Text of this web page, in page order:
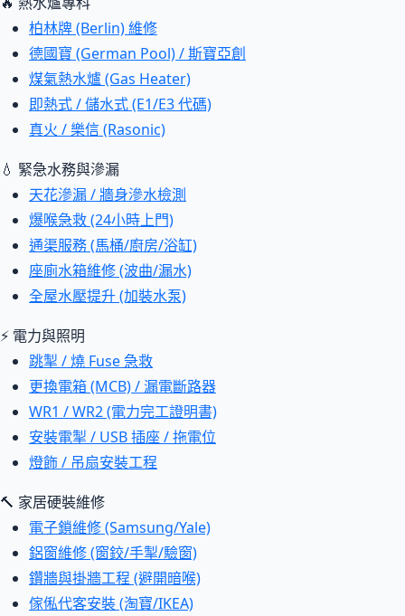
柏林牌 (Berlin) 維修
德國寶 (German Pool) / 斯寶亞創
煤氣熱水爐 (Gas Heater)
即熱式 / 儲水式 (E1/E3 代碼)
真火 / 樂信 (Rasonic)
💧 緊急水務與滲漏
天花滲漏 / 牆身滲水檢測
爆喉急救 (24小時上門)
通渠服務 (馬桶/廚房/浴缸)
座廁水箱維修 (波曲/漏水)
全屋水壓提升 (加裝水泵)
⚡ 電力與照明
跳掣 / 燒 Fuse 急救
更換電箱 (MCB) / 漏電斷路器
WR1 / WR2 (電力完工證明書)
安裝電掣 / USB 插座 / 拖電位
燈飾 / 吊扇安裝工程
🔨 家居硬裝維修
電子鎖維修 (Samsung/Yale)
鋁窗維修 (窗鉸/手掣/驗窗)
鑽牆與掛牆工程 (避開暗喉)
傢俬代客安裝 (淘寶/IKEA)